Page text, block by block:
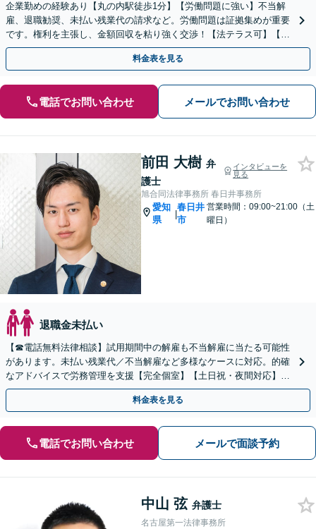
企業勤めの経験あり【丸の内駅徒歩1分】【労働問題に強い】不当解
雇、退職勧奨、未払い残業代の請求など。労働問題は証拠集めが重要
です。権利を主張し、金額回収を粘り強く交渉！【法テラス可】【休
日・夜間の受付】【初回相談30分無料】
料金表を見る
電話でお問い合わせ メールでお問い合わせ
前田 大樹 弁
護士
インタビューを
見る
旭合同法律事務所 春日井事務所
愛知
県
|
春日井
市
営業時間：09:00~21:00（土
曜日）
退職金未払い
【☎︎電話無料法律相談】試用期間中の解雇も不当解雇に当たる可能性
があります。未払い残業代／不当解雇など多様なケースに対応。的確
なアドバイスで労務管理を支援【完全個室】【土日祝・夜間対応】
【オンライン面談可】
料金表を見る
電話でお問い合わせ メールで面談予約
中山 弦 弁護士
名古屋第一法律事務所